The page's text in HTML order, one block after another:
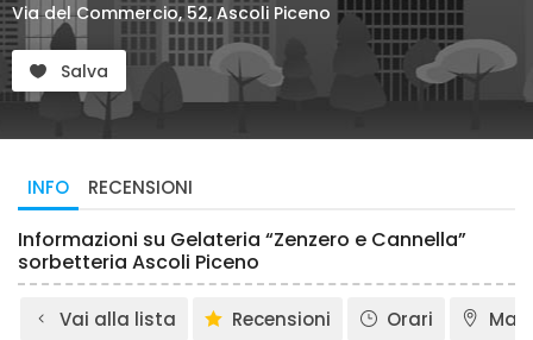
Via del Commercio, 52, Ascoli Piceno
Salva
INFO RECENSIONI
Informazioni su Gelateria “Zenzero e Cannella”
sorbetteria Ascoli Piceno
Vai alla lista Recensioni Orari